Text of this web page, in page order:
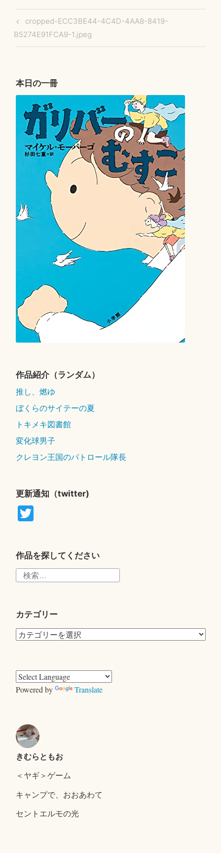
投
稿
ナ
ー
シ
ョ
ン
Previous
Post
cropped-ECC3BE44-4C4D-4AA8-8419-
B5274E91FCA9-1.jpeg
本日の一冊
作品紹介（ランダム）
推し、燃ゆ
ぼくらのサイテーの夏
トキメキ図書館
変化球男子
クレヨン王国のパトロール隊長
更新通知（twitter)
T
r
作品を探してください
カテゴリー
カ
リ
ー
Powered by Translate
きむらともお
＜ヤギ＞ゲーム
キャンプで、おおあわて
セントエルモの光